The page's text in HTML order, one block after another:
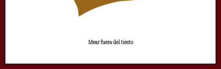
Mear fuera del tiesto